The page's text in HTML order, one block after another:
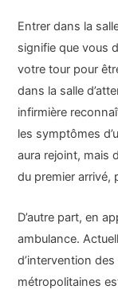
Entrer dans la
signifie que vous
votre tour pour
dans la salle
infirmière
les symptômes
aura rejoint, mais
du premier arrivé,
D’autre part, en
ambulance.
d’intervention
métropolitaines